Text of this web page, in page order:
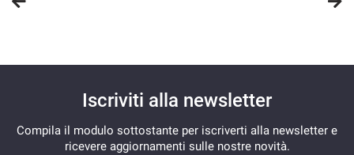
Iscriviti alla newsletter
Compila il modulo sottostante per iscriverti alla newsletter e
ricevere aggiornamenti sulle nostre novità.